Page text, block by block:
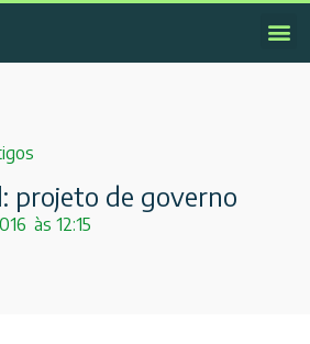
projeto de governo
às 12:15